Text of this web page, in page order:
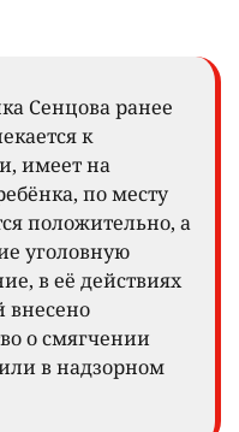
Сенцова ранее
к
имеет на
по месту
положительно, а
уголовную
в её действиях
внесено
о смягчении
в надзорном